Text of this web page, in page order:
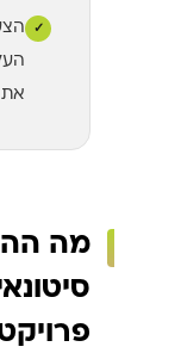
✓
את
מה